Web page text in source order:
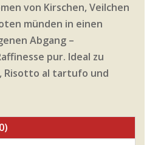
von Kirschen, Veilchen
münden in einen
Abgang –
pur. Ideal zu
Risotto al tartufo und